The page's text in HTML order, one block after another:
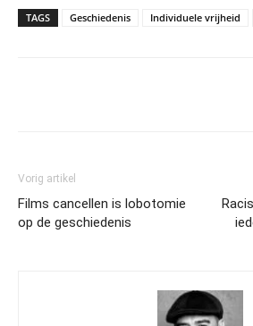
TAGS Geschiedenis Individuele vrijheid
Vorig artikel
Films cancellen is lobotomie
op de geschiedenis